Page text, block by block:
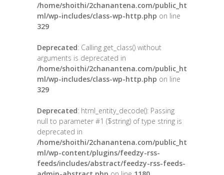
/home/shoithi/2chanantena.com/public_ht
ml/wp-includes/class-wp-http.php on line
329
Deprecated: Calling get_class() without
arguments is deprecated in
/home/shoithi/2chanantena.com/public_ht
ml/wp-includes/class-wp-http.php on line
329
Deprecated: html_entity_decode(): Passing
null to parameter #1 ($string) of type string is
deprecated in
/home/shoithi/2chanantena.com/public_ht
ml/wp-content/plugins/feedzy-rss-
feeds/includes/abstract/feedzy-rss-feeds-